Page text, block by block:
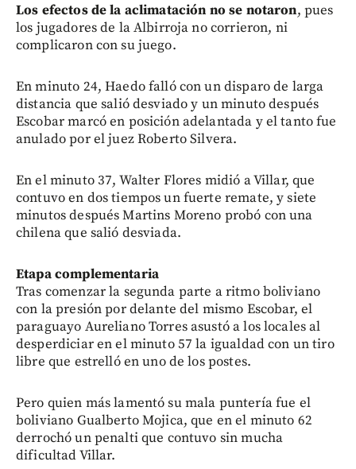
Los efectos de la aclimatación no se notaron, pues
los jugadores de la Albirroja no corrieron, ni
complicaron con su juego.
En minuto 24, Haedo falló con un disparo de larga
distancia que salió desviado y un minuto después
Escobar marcó en posición adelantada y el tanto fue
anulado por el juez Roberto Silvera.
En el minuto 37, Walter Flores midió a Villar, que
contuvo en dos tiempos un fuerte remate, y siete
minutos después Martins Moreno probó con una
chilena que salió desviada.
Etapa complementaria
Tras comenzar la segunda parte a ritmo boliviano
con la presión por delante del mismo Escobar, el
paraguayo Aureliano Torres asustó a los locales al
desperdiciar en el minuto 57 la igualdad con un tiro
libre que estrelló en uno de los postes.
Pero quien más lamentó su mala puntería fue el
boliviano Gualberto Mojica, que en el minuto 62
derrochó un penalti que contuvo sin mucha
dificultad Villar.